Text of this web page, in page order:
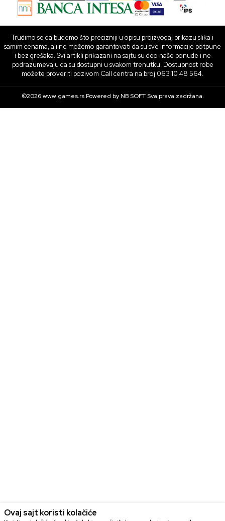
Trudimo se da budemo što precizniji u opisu proizvoda, prikazu slika i
samim cenama, ali ne možemo garantovati da su sve informacije potpune
i bez grešaka. Svi artikli prikazani na sajtu su deo naše ponude i ne
podrazumevaju da su dostupni u svakom trenutku. Dostupnost robe
možete proveriti pozivom Call centra na broj 063 10 48 564.
©2026www.games.rs Powered byNB SOFTSva prava zadržana.
Ovaj sajt koristi kolačiće